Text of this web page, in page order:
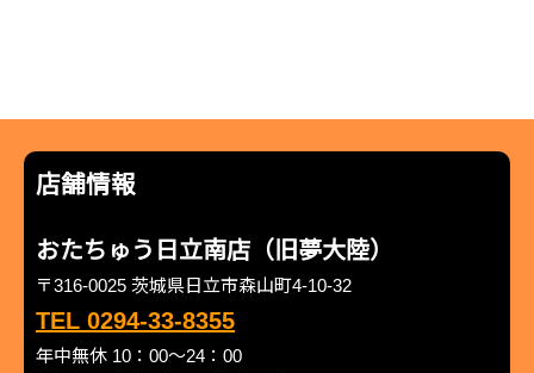
店舗情報
おたちゅう日立南店（旧夢大陸）
〒316-0025 茨城県日立市森山町4-10-32
TEL 0294-33-8355
年中無休 10：00～24：00